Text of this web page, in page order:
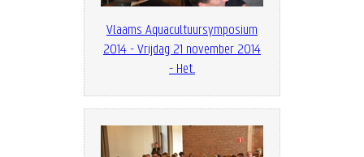
Vlaams Aquacultuursymposium
2014 - Vrijdag 21 november 2014
- Het...